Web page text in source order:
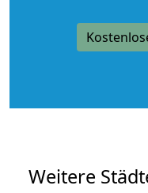
Weitere